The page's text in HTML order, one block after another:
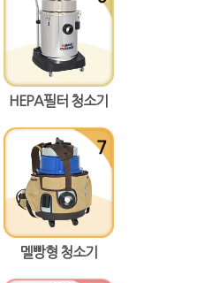
HEPA필터 청소기
멜빵형 청소기